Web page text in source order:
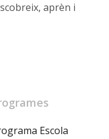
aprèn i
Escola